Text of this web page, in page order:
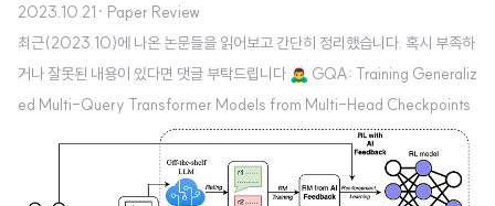
2023.10.21 · Paper Review
최근(2023.10)에 나온 논문들을 읽어보고 간단히 정리했습니다. 혹시 부족하
거나 잘못된 내용이 있다면 댓글 부탁드립니다 🙇‍♂️ GQA: Training Generaliz
ed Multi-Query Transformer Models from Multi-Head Checkpoints
(2023.05) [Google Research] Multi-head Attention(MHA)만큼의 품
질이 보장되고, Multi-query Attention(MQA)만큼의 속도를 낼 수 있는 Gr
oup-query Attention(GQA)를 제안 기존 Transformer 아키텍쳐에서 사용